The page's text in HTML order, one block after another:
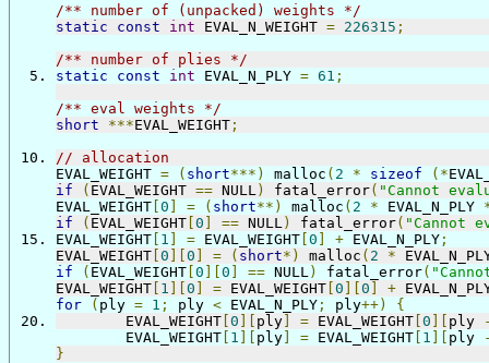
/** number of (unpacked) weights */
static
const int EVAL_N_WEIGHT = 226315 ;
/** number of plies */
static
const int EVAL_N_PLY = 61 ;
/** eval weights */
short
***EVAL_WEIGHT ;
// allocation
EVAL_WEIGHT = ( short***) malloc ( 2 * sizeof (*
if
( EVAL_WEIGHT == NULL ) fatal_error( "Cannot
EVAL_WEIGHT [0 ] = ( short**) malloc ( 2 * EVAL_N_PLY
if
( EVAL_WEIGHT [0 ] == NULL ) fatal_error( "Cannot
EVAL_WEIGHT [ 1 ] = EVAL_WEIGHT [0 ] + EVAL_N_PLY ;
EVAL_WEIGHT [0 ][0 ] = ( short*) malloc ( 2 *
if
( EVAL_WEIGHT [0 ][0 ] == NULL ) fatal_error(
EVAL_WEIGHT [ 1 ][0 ] = EVAL_WEIGHT [0 ][0 ] +
for
( ply = 1 ; ply < EVAL_N_PLY ; ply++)
{
	EVAL_WEIGHT
[0 ][ ply] = EVAL_WEIGHT [0 ][ ply
	EVAL_WEIGHT
[ 1 ][ ply] = EVAL_WEIGHT [ 1 ][ ply
}